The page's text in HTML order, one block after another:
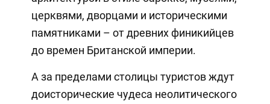
церквями, дворцами и историческими
памятниками – от древних финикийцев
до времен Британской империи.
А за пределами столицы туристов ждут
доисторические чудеса неолитического